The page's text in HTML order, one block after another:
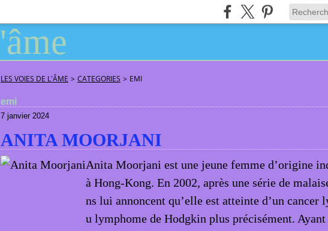
LES VOIES DE L'ÂME > CATEGORIES > EMI
emi
7 janvier 2024
ANITA MOORJANI
Anita Moorjani est une jeune femme d’origine
à Hong-Kong. En 2002, après une série de
ns lui annoncent qu’elle est atteinte d’un cancer
u lymphome de Hodgkin plus précisément.